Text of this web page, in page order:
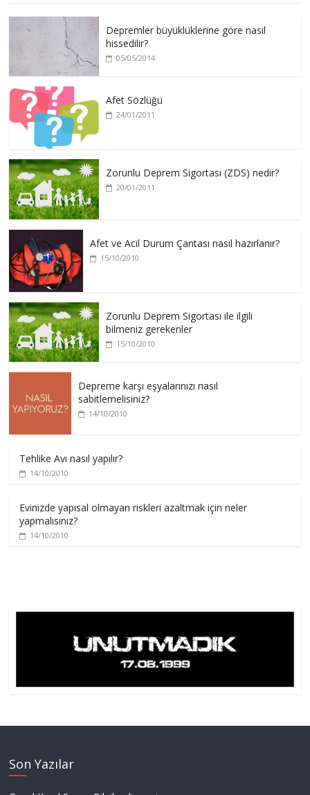
Depremler büyüklüklerine göre nasıl
hissedilir?
05/05/2014
Afet Sözlüğü
24/01/2011
Zorunlu Deprem Sigortası (ZDS) nedir?
20/01/2011
Afet ve Acil Durum Çantası nasıl hazırlanır?
15/10/2010
Zorunlu Deprem Sigortası ile ilgili
bilmeniz gerekenler
15/10/2010
Depreme karşı eşyalarınızı nasıl
sabitlemelisiniz?
14/10/2010
Tehlike Avı nasıl yapılır?
14/10/2010
Evinizde yapısal olmayan riskleri azaltmak için neler
yapmalısınız?
14/10/2010
Son Yazılar